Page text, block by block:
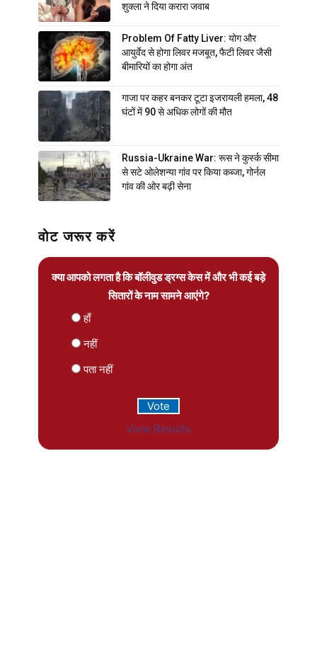
शुक्ला ने दिया करारा जवाब
Problem Of Fatty Liver: योग और
आयुर्वेद से होगा लिवर मजबूत, फैटी लिवर जैसी
बीमारियों का होगा अंत
गाजा पर कहर बनकर टूटा इजरायली हमला, 48
घंटों में 90 से अधिक लोगों की मौत
Russia-Ukraine War: रूस ने कुर्स्क सीमा
से सटे ओलेशन्या गांव पर किया कब्जा, गोर्नल
गांव की ओर बढ़ी सेना
वोट जरूर करें
क्या आपको लगता है कि बॉलीवुड ड्रग्स केस में और भी कई बड़े
सितारों के नाम सामने आएंगे?
हाँ
नहीं
पता नहीं
View Results